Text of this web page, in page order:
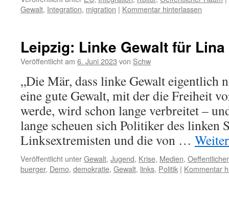
Gewalt, Integration, migration | Kommentar hinterlassen
Leipzig: Linke Gewalt für Lina
Veröffentlicht am 6. Juni 2023 von Schw
„Die Mär, dass linke Gewalt eigentlich
eine gute Gewalt, mit der die Freiheit
werde, wird schon lange verbreitet –
lange scheuen sich Politiker des linken
Linksextremisten und die von …
Veröffentlicht unterGewalt, Jugend, Krise, Medien,
buerger, Demo, demokratie, Gewalt, links, Politik | Kommentar